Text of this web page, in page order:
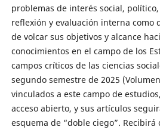
problemas de interés social,
reflexión y evaluación interna como
de volcar sus objetivos y alcance
conocimientos en el campo de los
campos críticos de las ciencias
segundo semestre de 2025
vinculados a este campo de
acceso abierto, y sus artículos
esquema de “doble ciego”.